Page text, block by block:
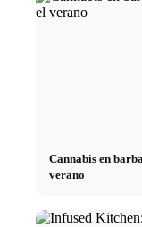
Cannabis en
verano